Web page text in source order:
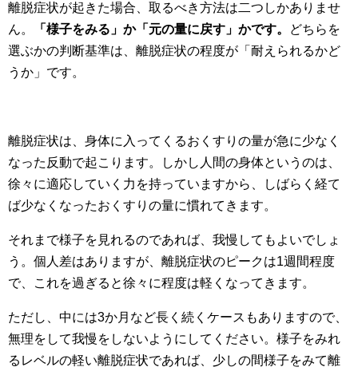
離脱症状が起きた場合、取るべき方法は二つしかありませ
ん。
「様子をみる」か「元の量に戻す」かです。
どちらを
選ぶかの判断基準は、離脱症状の程度が「耐えられるかど
うか」です。
離脱症状は、身体に入ってくるおくすりの量が急に少なく
なった反動で起こります。しかし人間の身体というのは、
徐々に適応していく力を持っていますから、しばらく経て
ば少なくなったおくすりの量に慣れてきます。
それまで様子を見れるのであれば、我慢してもよいでしょ
う。個人差はありますが、離脱症状のピークは1週間程度
で、これを過ぎると徐々に程度は軽くなってきます。
ただし、中には3か月など長く続くケースもありますので、
無理をして我慢をしないようにしてください。様子をみれ
るレベルの軽い離脱症状であれば、少しの間様子をみて離